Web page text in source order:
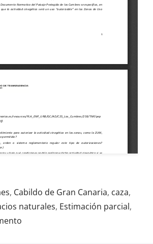
, Cabildo de Gran Canaria, caza,
naturales, Estimación parcial,